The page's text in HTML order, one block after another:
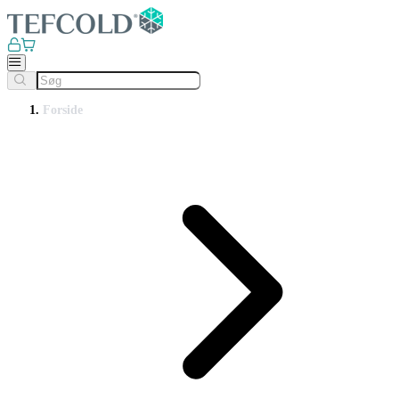
Forside